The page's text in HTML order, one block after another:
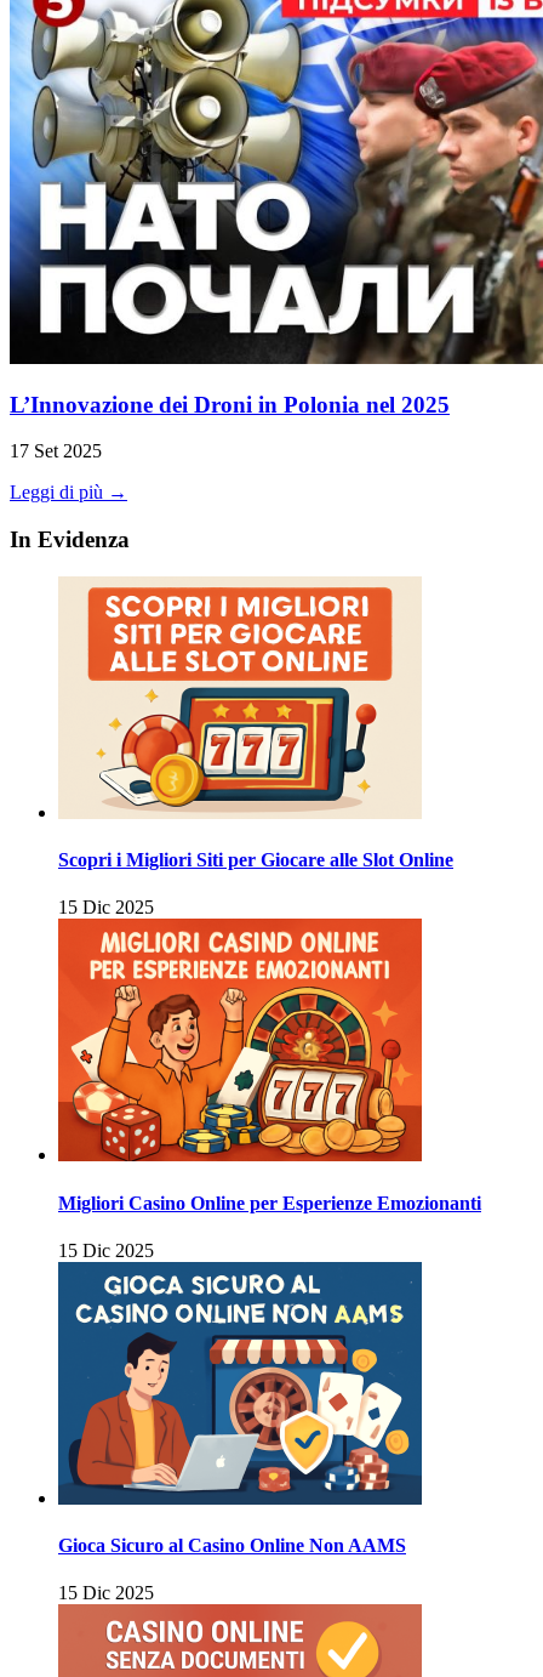
L’Innovazione dei Droni in Polonia nel 2025
17 Set 2025
Leggi di più →
In Evidenza
Scopri i Migliori Siti per Giocare alle Slot Online
15 Dic 2025
Migliori Casino Online per Esperienze Emozionanti
15 Dic 2025
Gioca Sicuro al Casino Online Non AAMS
15 Dic 2025